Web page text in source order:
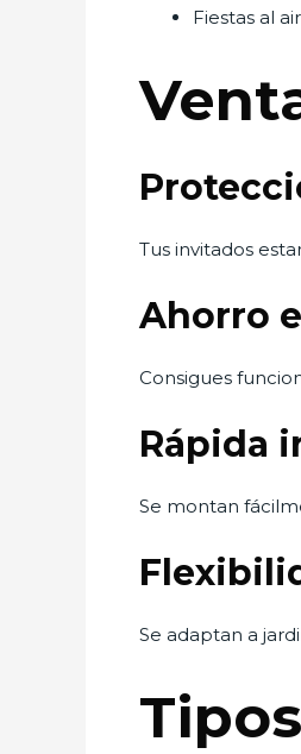
Fiestas al
Tus invitados
Ahorro
Consigues
Rápida
Se montan
Se adaptan a